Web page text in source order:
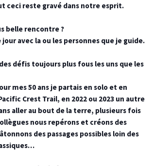
ceci reste gravé dans notre esprit.
belle rencontre ?
avec la ou les personnes que je guide.
défis toujours plus fous les uns que les
mes 50 ans je partais en solo et en
Crest Trail, en 2022 ou 2023 un autre
aller au bout de la terre, plusieurs fois
nous repérons et créons des
des passages possibles loin des